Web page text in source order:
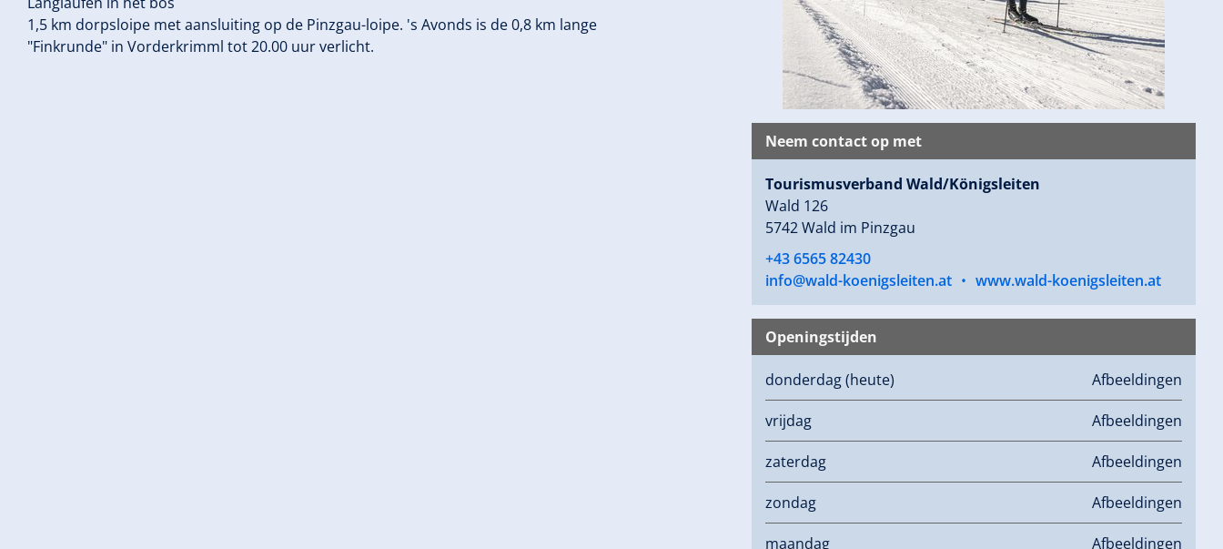
1,5 km dorpsloipe met aansluiting op de Pinzgau-loipe. 's Avonds is de 0,8 km lange
"Finkrunde" in Vorderkrimml tot 20.00 uur verlicht.
Neem contact op met
Tourismusverband Wald/Königsleiten
Wald 126
5742 Wald im Pinzgau
+43 6565 82430
info@wald-koenigsleiten.at • www.wald-koenigsleiten.at
Openingstijden
donderdag(heute) Afbeeldingen
vrijdag Afbeeldingen
zaterdag Afbeeldingen
zondag Afbeeldingen
maandag Afbeeldingen